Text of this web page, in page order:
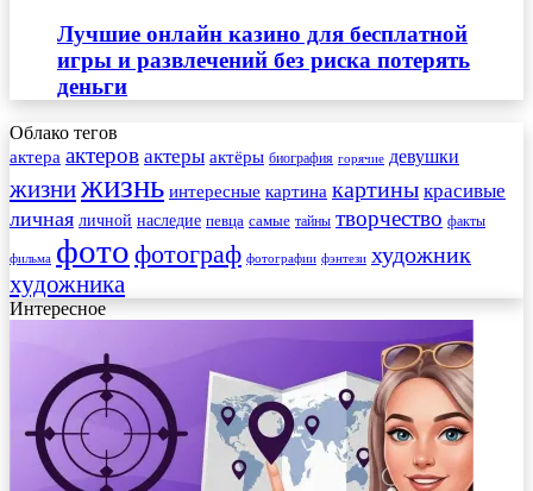
Лучшие онлайн казино для бесплатной
игры и развлечений без риска потерять
деньги
Облако тегов
актера актеров актеры актёры биография горячие девушки
жизнижизнь интересные картина картины красивые
личная личной наследие певца самые тайны творчество факты
фильма фото фотограф фотографии фэнтези художник
художника
Интересное